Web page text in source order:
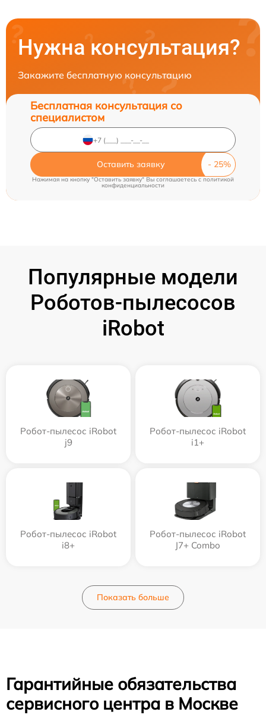
Нужна консультация?
Закажите бесплатную консультацию
Бесплатная консультация со
специалистом
Оставить заявку
Нажимая на кнопку "Оставить заявку" Вы соглашаетесь c политикой
конфиденциальности
Популярные модели
Роботов-пылесосов
iRobot
Робот-пылесос iRobot
j9
Робот-пылесос iRobot
i1+
Робот-пылесос iRobot
i8+
Робот-пылесос iRobot
J7+ Combo
Показать больше
Гарантийные обязательства
сервисного центра в Москве